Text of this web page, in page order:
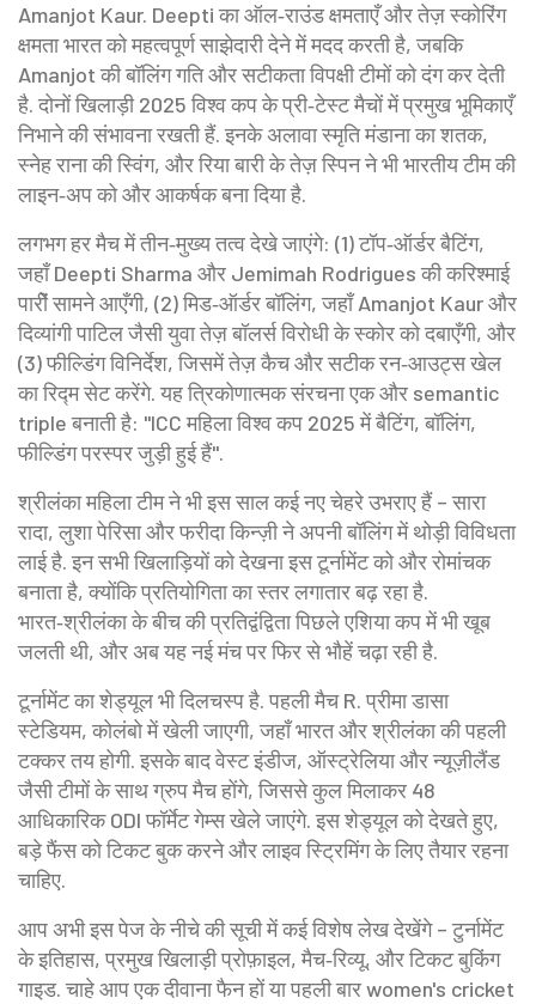
Amanjot Kaur. Deepti का ऑल‑राउंड क्षमताएँ और तेज़ स्कोरिंग
क्षमता भारत को महत्वपूर्ण साझेदारी देने में मदद करती है, जबकि
Amanjot की बॉलिंग गति और सटीकता विपक्षी टीमों को दंग कर देती
है. दोनों खिलाड़ी 2025 विश्व कप के प्री‑टेस्ट मैचों में प्रमुख भूमिकाएँ
निभाने की संभावना रखती हैं. इनके अलावा स्मृति मंडाना का शतक,
स्नेह राना की स्विंग, और रिया बारी के तेज़ स्पिन ने भी भारतीय टीम की
लाइन‑अप को और आकर्षक बना दिया है.
लगभग हर मैच में तीन‑मुख्य तत्व देखे जाएंगे: (1) टॉप‑ऑर्डर बैटिंग,
जहाँ Deepti Sharma और Jemimah Rodrigues की करिश्माई
पारीें सामने आएँगी, (2) मिड‑ऑर्डर बॉलिंग, जहाँ Amanjot Kaur और
दिव्यांगी पाटिल जैसी युवा तेज़ बॉलर्स विरोधी के स्कोर को दबाएँगी, और
(3) फील्डिंग विनिर्देश, जिसमें तेज़ कैच और सटीक रन‑आउट्स खेल
का रिद्म सेट करेंगे. यह त्रिकोणात्मक संरचना एक और semantic
triple बनाती है: "ICC महिला विश्व कप 2025 में बैटिंग, बॉलिंग,
फील्डिंग परस्पर जुड़ी हुई हैं".
श्रीलंका महिला टीम ने भी इस साल कई नए चेहरे उभराए हैं – सारा
रादा, लुशा पेरिसा और फरीदा किन्ज़ी ने अपनी बॉलिंग में थोड़ी विविधता
लाई है. इन सभी खिलाड़ियों को देखना इस टूर्नामेंट को और रोमांचक
बनाता है, क्योंकि प्रतियोगिता का स्तर लगातार बढ़ रहा है.
भारत‑श्रीलंका के बीच की प्रतिद्वंद्विता पिछले एशिया कप में भी खूब
जलती थी, और अब यह नई मंच पर फिर से भौहें चढ़ा रही है.
टूर्नामेंट का शेड्यूल भी दिलचस्प है. पहली मैच R. प्रीमा डासा
स्टेडियम, कोलंबो में खेली जाएगी, जहाँ भारत और श्रीलंका की पहली
टक्कर तय होगी. इसके बाद वेस्ट इंडीज, ऑस्ट्रेलिया और न्यूज़ीलैंड
जैसी टीमों के साथ ग्रुप मैच होंगे, जिससे कुल मिलाकर 48
आधिकारिक ODI फॉर्मेट गेम्स खेले जाएंगे. इस शेड्यूल को देखते हुए,
बड़े फैंस को टिकट बुक करने और लाइव स्ट्रिमिंग के लिए तैयार रहना
चाहिए.
आप अभी इस पेज के नीचे की सूची में कई विशेष लेख देखेंगे – टुर्नामेंट
के इतिहास, प्रमुख खिलाड़ी प्रोफ़ाइल, मैच‑रिव्यू, और टिकट बुकिंग
गाइड. चाहे आप एक दीवाना फैन हों या पहली बार women's cricket